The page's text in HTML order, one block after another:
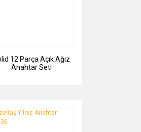
12 Parça Açık Ağız
Anahtar Seti